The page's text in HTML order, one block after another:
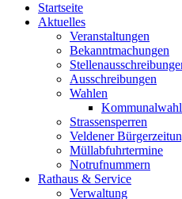
Startseite
Aktuelles
Veranstaltungen
Bekanntmachungen
Ausschreibungen
Wahlen
Strassensperren
Veldener
Müllabfuhrtermine
Notrufnummern
Rathaus & Service
Verwaltung